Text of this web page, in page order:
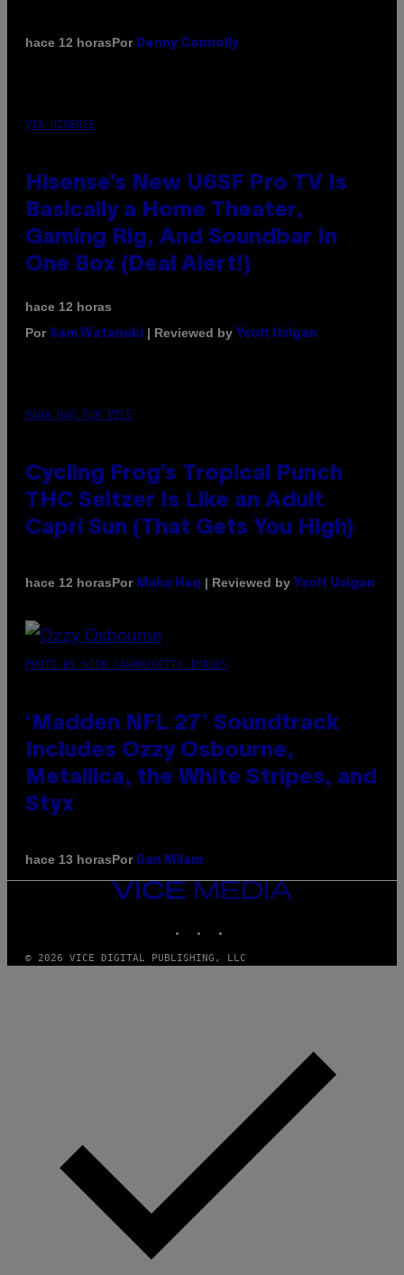
hace 12 horasPor Denny Connolly
VIA HISENSE
Hisense’s New U6SF Pro TV Is
Basically a Home Theater,
Gaming Rig, And Soundbar In
One Box (Deal Alert!)
hace 12 horas
Por Sam Watanuki | Reviewed by Ysolt Usigan
MAHA HAQ FOR VICE
Cycling Frog’s Tropical Punch
THC Seltzer Is Like an Adult
Capri Sun (That Gets You High)
hace 12 horasPor Maha Haq | Reviewed by Ysolt Usigan
PHOTO BY NICK LAHAM/GETTY IMAGES
‘Madden NFL 27’ Soundtrack
Includes Ozzy Osbourne,
Metallica, the White Stripes, and
Styx
hace 13 horasPor Dan Milam
VICE
MEDIA
© 2026 VICE DIGITAL PUBLISHING, LLC